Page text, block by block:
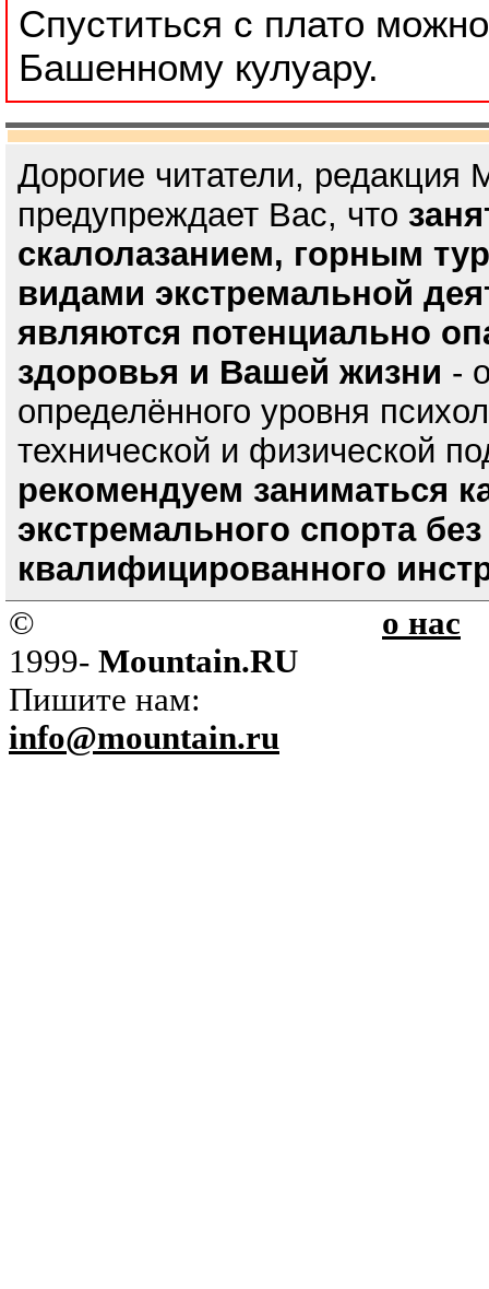
Спуститься с плато
Башенному кулуару.
Дорогие читатели, редакция
предупреждает Вас, что
скалолазанием, горным
видами экстремальной
являются потенциально
здоровья и Вашей жизни -
определённого уровня
технической и физической
рекомендуем заниматься
экстремального спорта
квалифицированного
©
1999- Mountain.RU
Пишите нам:
info@mountain.ru
о нас